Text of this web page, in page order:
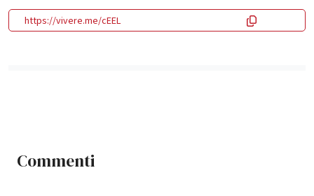
https://vivere.me/cEEL
Commenti